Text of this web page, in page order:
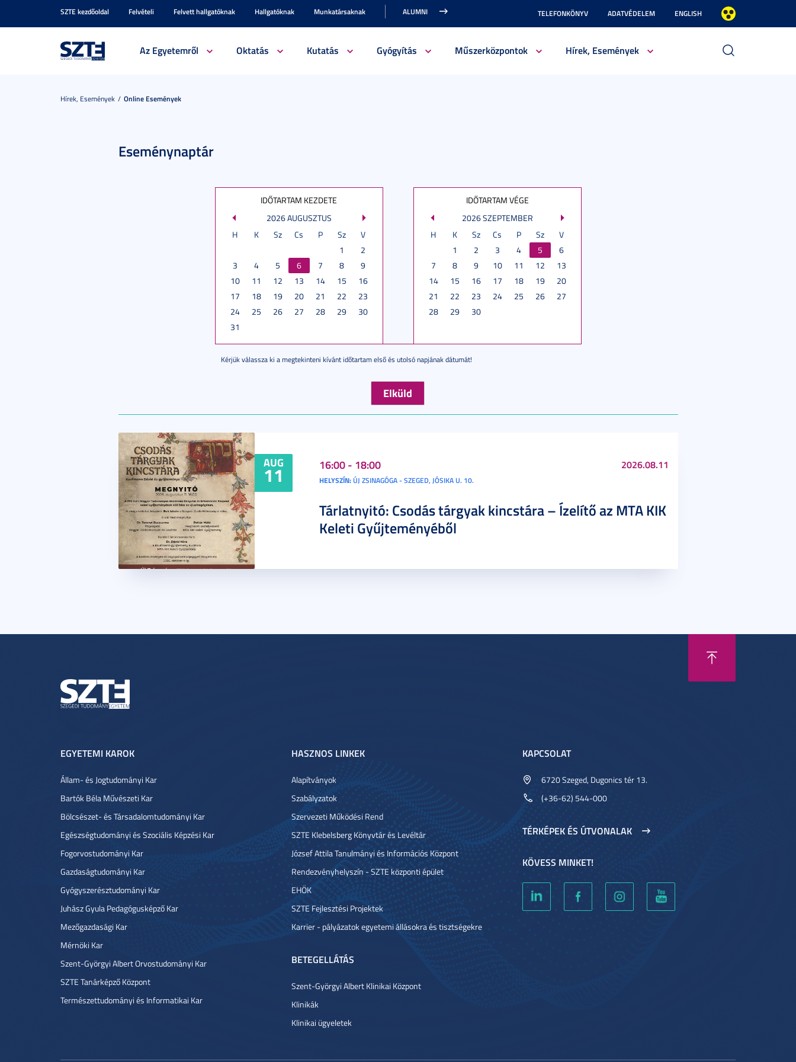
SZTE kezdőoldal Felvételi Felvett hallgatóknak Hallgatóknak Munkatársaknak ALUMNI TELEFONKÖNYV ADATVÉDELEM ENGLISH
Az Egyetemről Oktatás Kutatás Gyógyítás Műszerközpontok Hírek, Események
Hírek, Események Online Események
Eseménynaptár
IDŐTARTAM KEZDETE
2026 AUGUSZTUS
H
K Sz Cs P Sz
V
1
2
3
4 5 6 7 8
9
10
11 12 13 14 15
16
17
18 19 20 21 22
23
24
25 26 27 28 29
30
31
IDŐTARTAM VÉGE
2026 SZEPTEMBER
H
K Sz Cs P Sz
V
1
2 3 4 5
6
7
8 9 10 11 12
13
14
15 16 17 18 19
20
21
22 23 24 25 26
27
28
29 30
Kérjük válassza ki a megtekinteni kívánt időtartam első és utolsó napjának dátumát!
AUG
11 16:00 - 18:00 2026.08.11
HELYSZÍN:ÚJ ZSINAGÓGA - SZEGED, JÓSIKA U. 10.
Tárlatnyitó: Csodás tárgyak kincstára – Ízelítő az MTA KIK
Keleti Gyűjteményéből
EGYETEMI KAROK
Állam- és Jogtudományi Kar
Bartók Béla Művészeti Kar
Bölcsészet- és Társadalomtudományi Kar
Egészségtudományi és Szociális Képzési Kar
Fogorvostudományi Kar
Gazdaságtudományi Kar
Gyógyszerésztudományi Kar
Juhász Gyula Pedagógusképző Kar
Mezőgazdasági Kar
Mérnöki Kar
Szent-Györgyi Albert Orvostudományi Kar
SZTE Tanárképző Központ
Természettudományi és Informatikai Kar
HASZNOS LINKEK
Alapítványok
Szabályzatok
Szervezeti Működési Rend
SZTE Klebelsberg Könyvtár és Levéltár
József Attila Tanulmányi és Információs Központ
Rendezvényhelyszín - SZTE központi épület
EHÖK
SZTE Fejlesztési Projektek
Karrier - pályázatok egyetemi állásokra és tisztségekre
BETEGELLÁTÁS
Szent-Györgyi Albert Klinikai Központ
Klinikák
Klinikai ügyeletek
KAPCSOLAT
6720 Szeged, Dugonics tér 13.
(+36-62) 544-000
TÉRKÉPEK ÉS ÚTVONALAK
KÖVESS MINKET!